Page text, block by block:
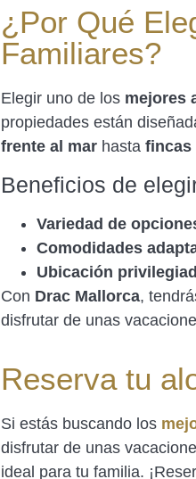
¿Por Qué
Familiares?
Elegir uno de los mejores
propiedades están
frente al mar hasta fincas
Beneficios de
Variedad de
Comodidades
Ubicación
Con Drac Mallorca,
disfrutar de unas
Reserva tu
Si estás buscando los
disfrutar de unas
ideal para tu familia.